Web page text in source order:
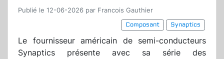
Publié le 12-06-2026 par Francois Gauthier
Composant
Synaptics
Le fournisseur américain de semi-conducteurs
Synaptics présente avec sa série des